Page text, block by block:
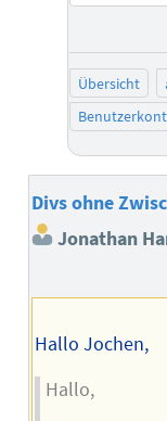
Übersicht
Divs ohne
Jonathan
Hallo Jochen,
Hallo,